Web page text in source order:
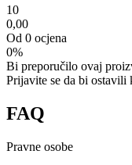
10
0,00
Od 0 ocjena
0%
Bi preporučilo ovaj
Prijavite se da bi ostavili
FAQ
Pravne osobe